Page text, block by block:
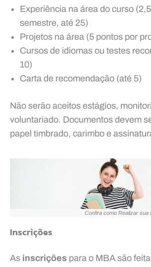
Experiência na área do curso
semestre, até 25)
Projetos na área (5 pontos por
Cursos de idiomas ou testes
10)
Carta de recomendação (até 5)
Não serão aceitos estágios,
voluntariado. Documentos devem
papel timbrado, carimbo e
Confira como Realizar
Inscrições
As inscrições para o MBA são